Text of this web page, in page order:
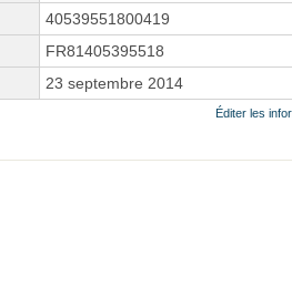
40539551800419
FR81405395518
23 septembre 2014
Éditer les